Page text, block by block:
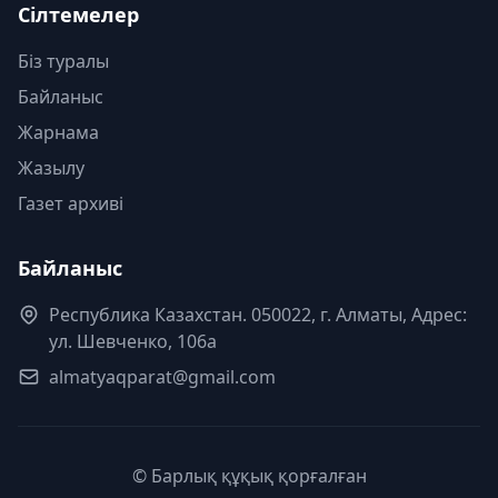
Сілтемелер
Біз туралы
Байланыс
Жарнама
Жазылу
Газет архиві
Байланыс
Республика Казахстан. 050022, г. Алматы, Адрес:
ул. Шевченко, 106а
almatyaqparat@gmail.com
© Барлық құқық қорғалған